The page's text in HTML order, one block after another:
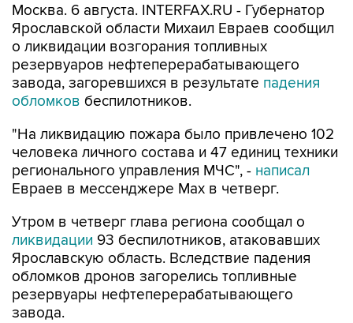
Москва. 6 августа. INTERFAX.RU - Губернатор
Ярославской области Михаил Евраев сообщил
о ликвидации возгорания топливных
резервуаров нефтеперерабатывающего
завода, загоревшихся в результате падения
обломков беспилотников.
"На ликвидацию пожара было привлечено 102
человека личного состава и 47 единиц техники
регионального управления МЧС", - написал
Евраев в мессенджере Мах в четверг.
Утром в четверг глава региона сообщал о
ликвидации 93 беспилотников, атаковавших
Ярославскую область. Вследствие падения
обломков дронов загорелись топливные
резервуары нефтеперерабатывающего
завода.